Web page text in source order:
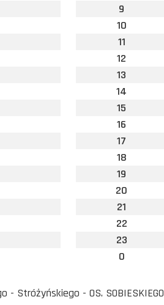
9
10
11
12
13
14
15
16
17
18
19
20
21
22
23
0
Stróżyńskiego - OS. SOBIESKIEGO